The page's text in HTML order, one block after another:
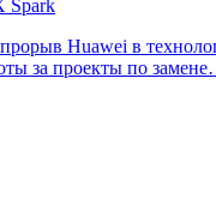
Spark
Huawei в
за проекты по